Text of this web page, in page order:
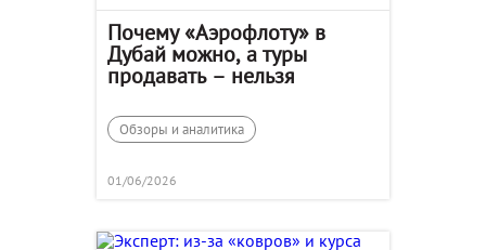
Почему «Аэрофлоту» в
Дубай можно, а туры
продавать – нельзя
Обзоры и аналитика
01/06/2026